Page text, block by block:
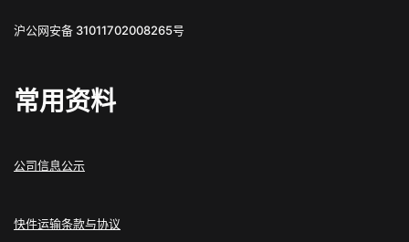
沪公网安备 31011702008265号
常用资料
公司信息公示
快件运输条款与协议